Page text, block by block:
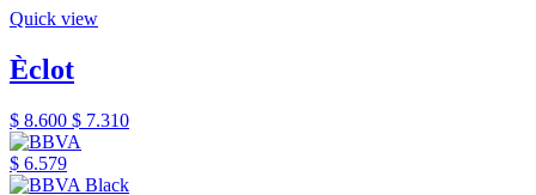
Quick view
Èclot
$ 8.600 $ 7.310
$ 6.579